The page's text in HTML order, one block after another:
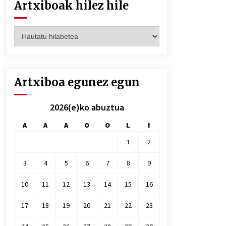
Artxiboak hilez hile
hilez
Artxiboa egunez egun
2026(e)ko abuztua
A A A O O L
I
1
2
3 4 5 6 7 8 9
10 11 12 13 14 15 16
17 18 19 20 21 22 23